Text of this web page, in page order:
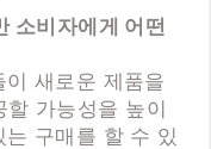
소비자에게 어떤
새로운 제품을
할 가능성을 높이
구매를 할 수 있